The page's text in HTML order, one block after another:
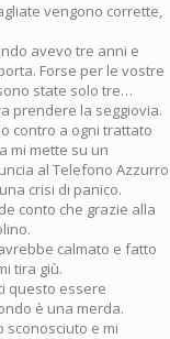
vengono corrette,
avevo tre anni e
Forse per le vostre
state solo tre…
prendere la seggiovia.
contro a ogni trattato
mi mette su un
al Telefono Azzurro
crisi di panico.
conto che grazie alla
calmato e fatto
tira giù.
questo essere
è una merda.
sconosciuto e mi